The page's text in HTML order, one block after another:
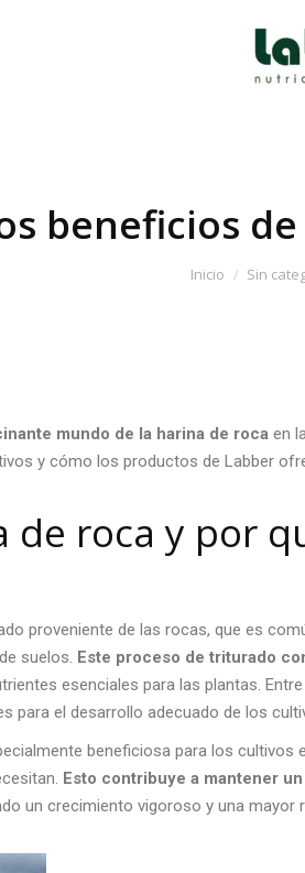
beneficios
Inicio Sin
mundo de la harina de roca en
y cómo los productos de Labber
de roca y por
proveniente de las rocas, que es
suelos. Este proceso de triturado
esenciales para las plantas.
para el desarrollo adecuado de los
beneficiosa para los cultivos
Esto contribuye a mantener un
un crecimiento vigoroso y una